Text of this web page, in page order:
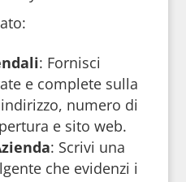
: Fornisci
e complete sulla
numero di
e sito web.
: Scrivi una
che evidenzi i